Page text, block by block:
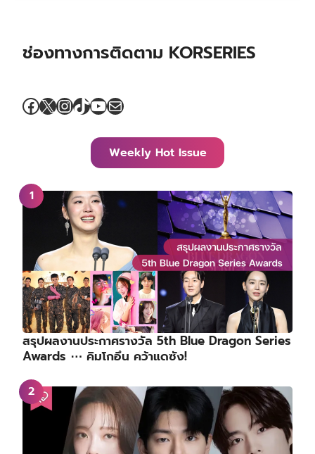
ช่องทางการติดตาม KORSERIES
Facebook
X Instagram
TikTok
YouTube
Mail
Weekly Hot Issue
สรุปผลงานประกาศรางวัล 5th Blue Dragon Series
Awards ⋯ คิมโกอึน คว้าแดซัง!